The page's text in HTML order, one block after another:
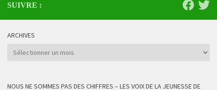
SUIVRE :
ARCHIVES
Archives
NOUS NE SOMMES PAS DES CHIFFRES – LES VOIX DE LA JEUNESSE DE